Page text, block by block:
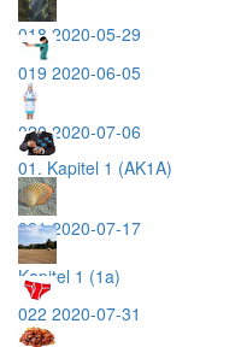
018 2020-05-29
019 2020-06-05
020 2020-07-06
01. Kapitel 1 (AK1A)
021 2020-07-17
Kapitel 1 (1a)
022 2020-07-31